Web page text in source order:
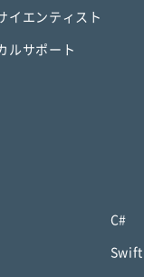
イエンティスト
ルサポート
C#
Swift